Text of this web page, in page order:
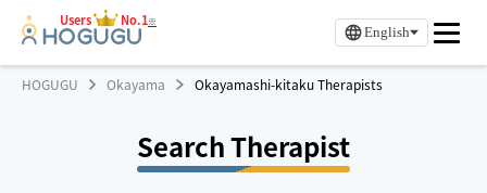
Users No.1※
English
HOGUGU Okayama Okayamashi-kitaku Therapists
Search Therapist